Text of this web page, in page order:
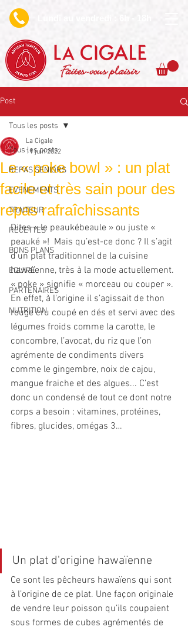
Faites-vous plaisir
Post
Tous les posts
REPAS SENIORS
EVENEMENTS
TRAITEUR
RECETTES
BONS PLANS
EQUIPE
PARTENAIRES
NUTRITION
Tous les posts
Le « poke bowl » : un plat
facile et très sain pour des
repas rafraîchissants
La Cigale
11 juin 2022
Dites « le peaukébeaule » ou juste «
peauké »!  Mais qu’est-ce donc ? Il s’agit
d’un plat traditionnel de la cuisine
hawaïenne, très à la mode actuellement.
« poke » signifie « morceau ou couper ».
En effet, à l'origine il s’agissait de thon
rouge cru coupé en dés et servi avec des
légumes froids comme la carotte, le
concombre, l’avocat, du riz que l’on
agrémente de condiments divers
comme le gingembre, noix de cajou,
mangue fraiche et des algues... C’est
donc un condensé de tout ce dont notre
corps a besoin : vitamines, protéines,
fibres, glucides, omégas 3…
Un plat d'origine hawaïenne
Ce sont les pêcheurs hawaïens qui sont
à l’origine de ce plat. Une façon originale
de vendre leur poisson qu’ils coupaient
sous formes de cubes agrémentés de